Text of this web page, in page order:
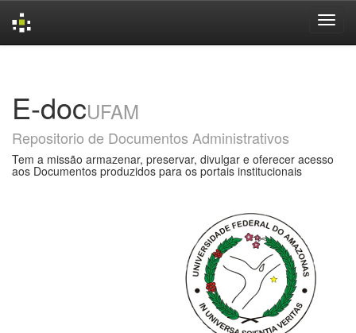
E-docUFAM
Repositorio de Documentos Administrativos
Tem a missão armazenar, preservar, divulgar e oferecer acesso
aos Documentos produzidos para os portais institucionais